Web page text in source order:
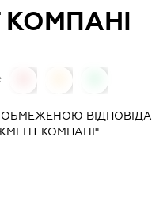
КОМПАНІ"